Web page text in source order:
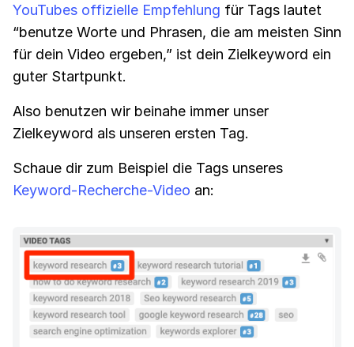
YouTubes offizielle Empfehlung für Tags lautet
“benutze Worte und Phrasen, die am meisten Sinn
für dein Video ergeben,” ist dein Zielkeyword ein
guter Startpunkt.
Also benutzen wir beinahe immer unser
Zielkeyword als unseren ersten Tag.
Schaue dir zum Beispiel die Tags unseres
Keyword-Recherche-Video an: